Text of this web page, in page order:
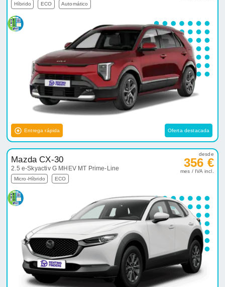
Híbrido ECO Automático
Entrega rápida Oferta destacada
Mazda CX-30
2.5 e-Skyactiv G MHEV MT Prime-Line
Micro-Híbrido ECO
desde
356 €
mes / IVA incl.